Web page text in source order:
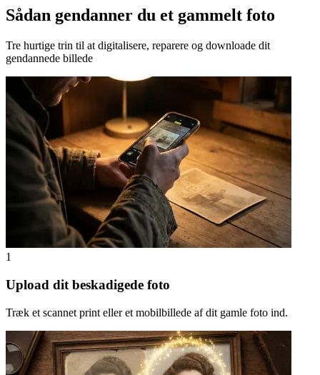
Sådan gendanner du et gammelt foto
Tre hurtige trin til at digitalisere, reparere og downloade dit
gendannede billede
1
Upload dit beskadigede foto
Træk et scannet print eller et mobilbillede af dit gamle foto ind.